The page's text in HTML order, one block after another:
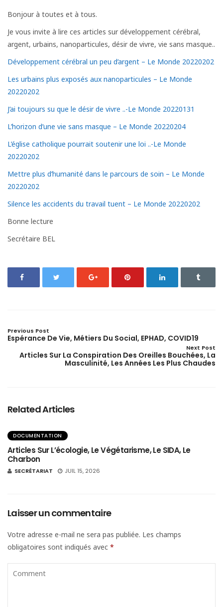
Bonjour à toutes et à tous.
Je vous invite à lire ces articles sur développement cérébral,
argent, urbains, nanoparticules, désir de vivre, vie sans masque..
Développement cérébral un peu d’argent – Le Monde 20220202
Les urbains plus exposés aux nanoparticules – Le Monde
20220202
J’ai toujours su que le désir de vivre ..-Le Monde 20220131
L’horizon d’une vie sans masque – Le Monde 20220204
L’église catholique pourrait soutenir une loi ..-Le Monde
20220202
Mettre plus d’humanité dans le parcours de soin – Le Monde
20220202
Silence les accidents du travail tuent – Le Monde 20220202
Bonne lecture
Secrétaire BEL
Previous Post
Espérance De Vie, Métiers Du Social, EPHAD, COVID19
Next Post
Articles Sur La Conspiration Des Oreilles Bouchées, La
Masculinité, Les Années Les Plus Chaudes
Related Articles
DOCUMENTATION
Articles Sur L’écologie, Le Végétarisme, Le SIDA, Le
Charbon
SECRÉTARIAT JUIL 15, 2026
Laisser un commentaire
Votre adresse e-mail ne sera pas publiée. Les champs
obligatoires sont indiqués avec *